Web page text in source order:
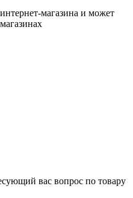
магазина и может
вас вопрос по товару